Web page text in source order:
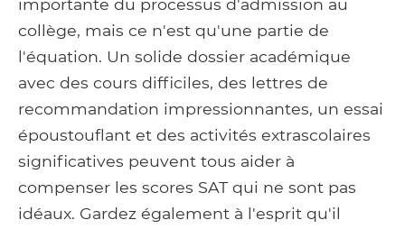
importante du processus d'admission au
collège, mais ce n'est qu'une partie de
l'équation. Un solide dossier académique
avec des cours difficiles, des lettres de
recommandation impressionnantes, un essai
époustouflant et des activités extrascolaires
significatives peuvent tous aider à
compenser les scores SAT qui ne sont pas
idéaux. Gardez également à l'esprit qu'il